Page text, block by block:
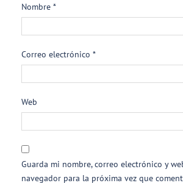
Nombre *
Correo electrónico *
Web
Guarda mi nombre, correo electrónico y
navegador para la próxima vez que